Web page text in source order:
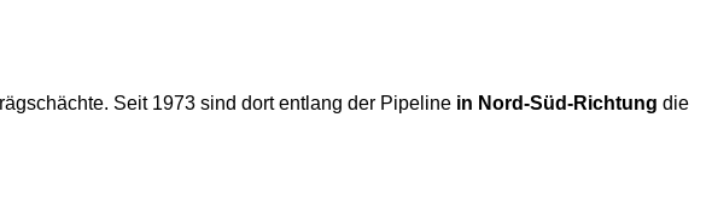
Seit 1973 sind dort entlang der Pipeline in Nord-Süd-Richtung die